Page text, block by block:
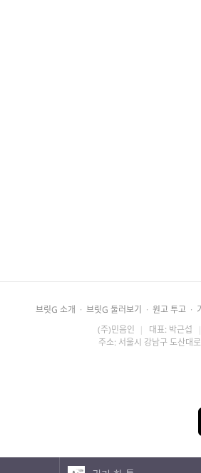
브릿G 소개 · 브릿G 둘러보기 · 원고 투고 ·
(주)민음인 | 대표: 박근섭 |
주소: 서울시 강남구 도산대